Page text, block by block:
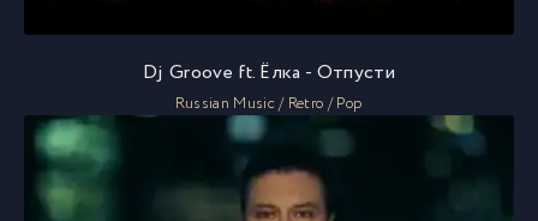
Dj Groove ft. Ёлка - Отпусти
Russian Music / Retro / Pop